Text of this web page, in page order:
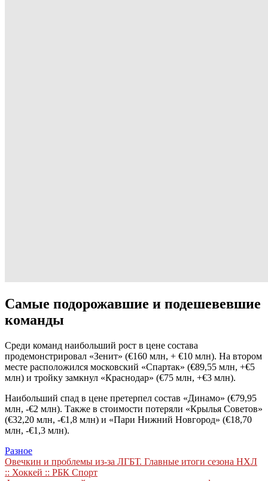
Самые подорожавшие и подешевевшие
команды
Среди команд наибольший рост в цене состава
продемонстрировал «Зенит» (€160 млн, + €10 млн). На втором
месте расположился московский «Спартак» (€89,55 млн, +€5
млн) и тройку замкнул «Краснодар» (€75 млн, +€3 млн).
Наибольший спад в цене претерпел состав «Динамо» (€79,95
млн, -€2 млн). Также в стоимости потеряли «Крылья Советов»
(€32,20 млн, -€1,8 млн) и «Пари Нижний Новгород» (€18,70
млн, -€1,3 млн).
Разное
Навигация
Овечкин и проблемы из-за ЛГБТ. Главные итоги сезона НХЛ
:: Хоккей :: РБК Спорт